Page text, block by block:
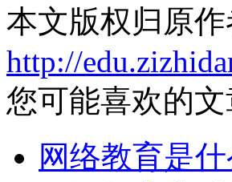
本文版权归原
http://
您可能喜欢的文
网络教育是